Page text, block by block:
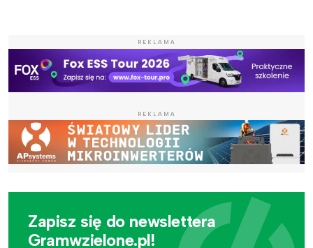
REKLAMA
REKLAMA
Zapisz się do newslettera
Gramwzielone.pl!